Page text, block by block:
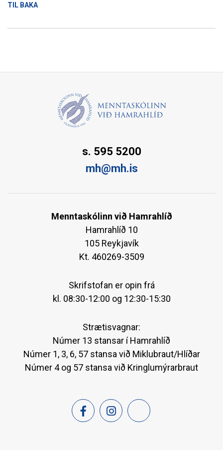
TIL BAKA
s. 595 5200
mh@mh.is
Menntaskólinn við Hamrahlíð
Hamrahlíð 10
105 Reykjavík
Kt. 460269-3509
Skrifstofan er opin frá
kl. 08:30-12:00 og 12:30-15:30
Strætisvagnar:
Númer 13 stansar í Hamrahlíð
Númer 1, 3, 6, 57 stansa við Miklubraut/Hlíðar
Númer 4 og 57 stansa við Kringlumýrarbraut